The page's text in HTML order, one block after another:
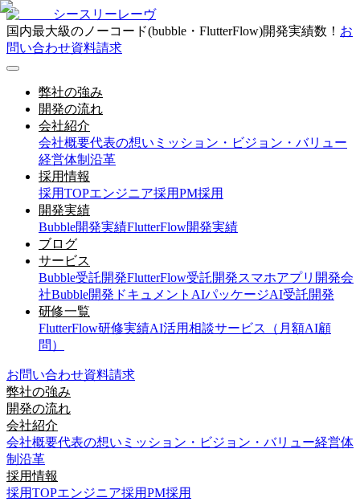
シースリーレーヴ
国内最大級のノーコード(bubble・FlutterFlow)開発実績数！ お
問い合わせ資料請求
弊社の強み
開発の流れ
会社紹介
会社概要代表の想い ミッション・ビジョン・バリュー
経営体制 沿革
採用情報
採用TOPエンジニア採用PM採用
開発実績
Bubble開発実績FlutterFlow開発実績
ブログ
サービス
Bubble受託開発FlutterFlow受託開発スマホアプリ開発会
社Bubble開発ドキュメント AIパッケージAI受託開発
研修一覧
FlutterFlow研修実績AI活用相談サービス（月額AI顧
問）
お問い合わせ資料請求
弊社の強み
開発の流れ
会社紹介
会社概要代表の想い ミッション・ビジョン・バリュー経営体
制 沿革
採用情報
採用TOPエンジニア採用PM採用